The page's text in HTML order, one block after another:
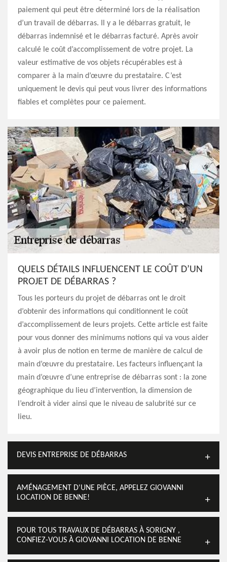
paiement qui peut être déterminé lors de la réalisation
d’un travail de débarras. Il y a le débarras gratuit, le
débarras indemnisé et le débarras facturé. Après avoir
calculé le coût d’accomplissement de votre projet. La
valeur estimative de vos objets récupérables est à
comparer à la main d’œuvre du prestataire. C’est
uniquement le devis qui peut vous livrer des informations
fiables et complètes pour ce paiement.
QUELS DÉTAILS INFLUENCENT LE COÛT D’UN
PROJET DE DÉBARRAS ?
Tous les porteurs du projet de débarras ont le droit
d’obtenir des informations qui conditionnent le coût
d’accomplissement de leurs projets. Cette article est faite
pour vous donner des minimums notions qui va vous aider
à avoir plus de notion en terme de manière de calcul de
main d’œuvre du prestataire. Les facteurs influençant la
main d’œuvre d’une entreprise de débarras sont : la zone
géographique du lieu d’intervention, la dimension de
l’endroit à vider ainsi que le niveau de salubrité sur ce
lieu.
DEVIS ENTREPRISE DE DÉBARRAS
AMÉNAGEMENT D'UNE PIÈCE, APPELEZ GIOVANNI
LOCATION DE BENNE!
POUR TOUS TRAVAUX DE DÉBARRAS À SORIGNY ,
CONFIEZ-VOUS À GIOVANNI LOCATION DE BENNE